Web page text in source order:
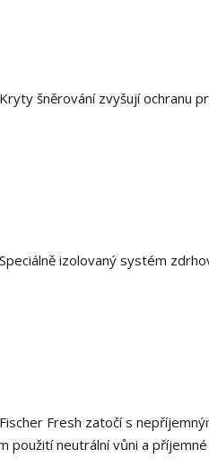
Kryty šněrování zvyšují ochranu
Speciálně izolovaný systém
Fischer Fresh zatočí s
použití neutrální vůni a příjemné